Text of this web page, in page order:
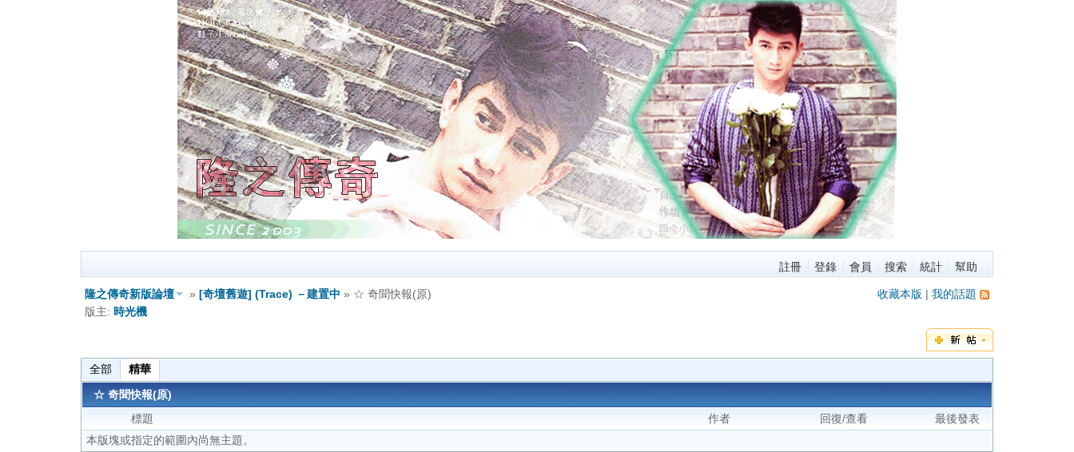
註冊 登錄 會員 搜索 統計 幫助
收藏本版 |我的話題
隆之傳奇新版論壇 » [奇壇舊遊] (Trace) －建置中 » ☆ 奇聞快報(原)
版主: 時光機
全部
精華
☆ 奇聞快報(原)
標題
作者 回復/查看
最後發表
本版塊或指定的範圍內尚無主題。